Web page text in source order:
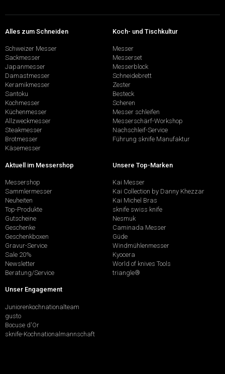
Alles zum Schneiden
Schweizer Messer
Sackmesser
Japanmesser
Damastmesser
Keramikmesser
Santoku
Kochmesser
Küchenmesser
Allzweckmesser
Steakmesser
Brotmesser
Käsemesser
Koch- und Tischkultur
Messer
Messerset
Messerblock
Schneidebrett
Zester
Besteck
Scheren
Messer schleifen
Messerschärf-Workshop
Nachschleif-Service
Führung sknife Manufaktur
Aktuell im Messershop
Messershop
Sammlermesser
Neuheiten
Top-Produkte
Gutscheine
Geschenke
Geschenkboxen
Gravur-Service
Sale 20%
Newsletter
Beratung/Service
Unsere Top-Marken
Kai Messer
Kai Collection by Danny Khezzar
Kai Michel Bras
sknife swiss knife
Nesmuk
Caminada Messer
Güde
Windmühlenmesser
Kyocera
World of knives Tools
triangle®
Unser Engagement
Juniorenkochnationalteam
gusto
Bocuse d'Or
sknife-Kochnationalmannschaft